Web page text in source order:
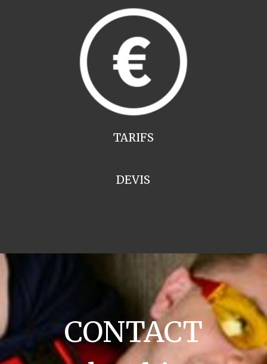
TARIFS
DEVIS
CONTACT